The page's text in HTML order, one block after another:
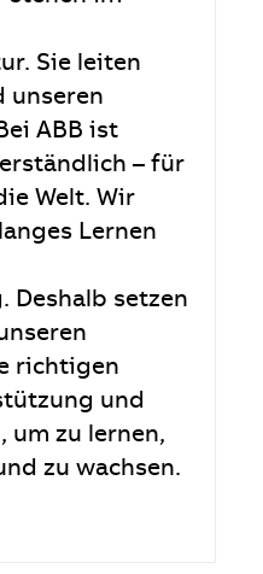
Sie leiten
unseren
ABB ist
– für
Welt. Wir
Lernen
Deshalb setzen
richtigen
und
um zu lernen,
zu wachsen.